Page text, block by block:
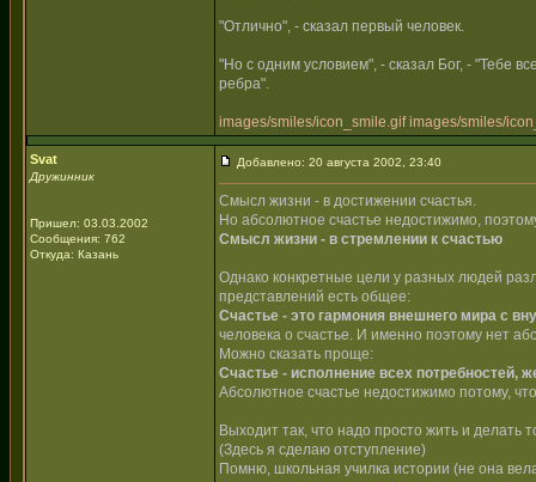
"Отлично", - сказал первый человек.
"Но с одним условием", - сказал Бог, - "Тебе
ребра".
images/smiles/icon_smile.gif images/smiles/
Svat
Дружинник
Пришел: 03.03.2002
Сообщения: 762
Откуда: Казань
Добавлено: 20 августа 2002, 23:40
Смысл жизни - в достижении счастья.
Но абсолютное счастье недостижимо,
Смысл жизни - в стремлении к счастью
Однако конкретные цели у разных людей
представлений есть общее:
Счастье - это гармония внешнего мира с
человека о счастье. И именно поэтому нет
Можно сказать проще:
Счастье - исполнение всех потребностей,
Абсолютное счастье недостижимо потому,
Выходит так, что надо просто жить и делать
(Здесь я сделаю отступление)
Помню, школьная училка истории (не она